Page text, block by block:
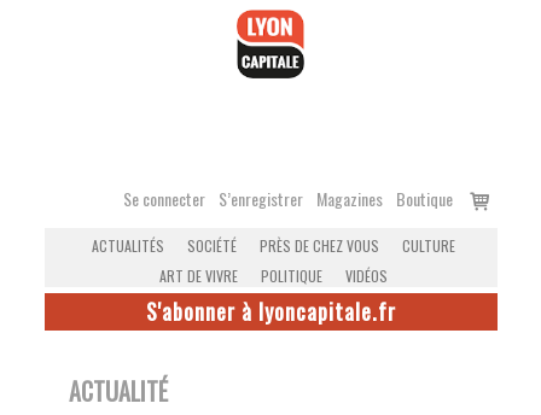
Se connecter S’enregistrer Magazines Boutique
Voir
ACTUALITÉS SOCIÉTÉ PRÈS DE CHEZ VOUS
CULTURE
ART DE VIVRE
POLITIQUE VIDÉOS
S'abonner à lyoncapitale.fr
ACTUALITÉ